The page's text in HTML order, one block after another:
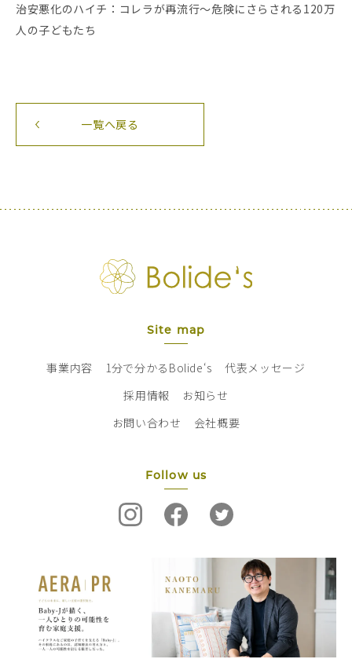
治安悪化のハイチ：コレラが再流行～危険にさらされる120万
人の子どもたち
一覧へ戻る
Site map
事業内容 1分で分かるBolide‘s
代表メッセージ
採用情報
お知らせ
お問い合わせ
会社概要
Follow us